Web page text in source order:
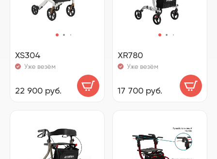
XS304
Уже везём
22 900 руб.
XR780
Уже везём
17 700 руб.